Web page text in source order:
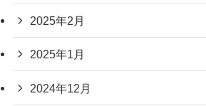
2025年2月
2025年1月
2024年12月